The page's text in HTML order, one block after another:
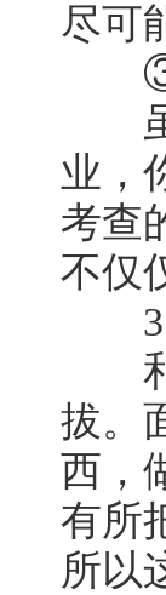
尽可
③复
虽
业，
考查
不仅
3
和
拔。
西，
有所
所以